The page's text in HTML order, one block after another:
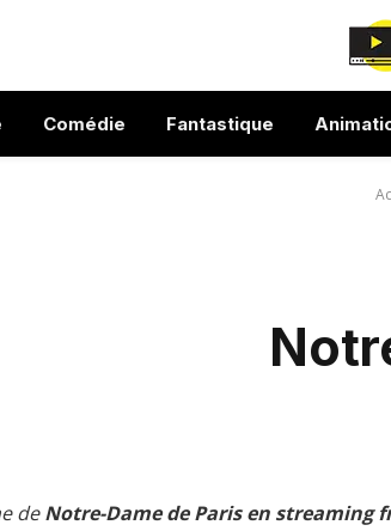
Comédie Fantastique
deNotre-Dame de Paris en streaming